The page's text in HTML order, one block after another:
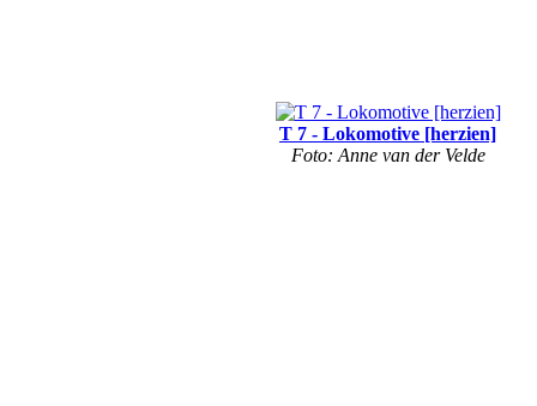
T 7 - Lokomotive [herzien]
Foto: Anne van der Velde